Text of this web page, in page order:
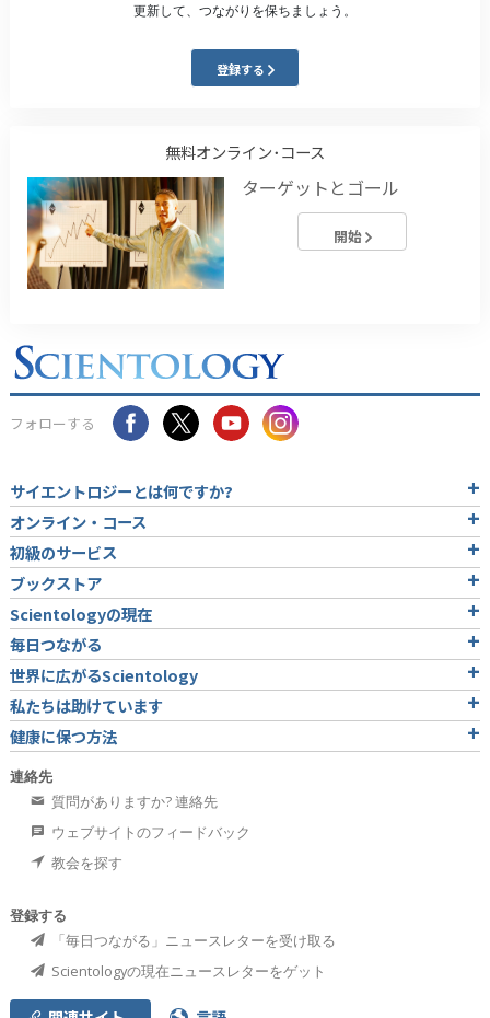
更新して、つながりを保ちましょう。
登録する
無料オンライン･コース
ターゲットとゴール
開始
フォローする
サイエントロジーとは何ですか?
オンライン・コース
初級のサービス
ブックストア
Scientologyの現在
毎日つながる
世界に広がるScientology
私たちは助けています
健康に保つ方法
連絡先
質問がありますか? 連絡先
ウェブサイトのフィードバック
教会を探す
登録する
「毎日つながる」ニュースレターを受け取る
Scientologyの現在ニュースレターをゲット